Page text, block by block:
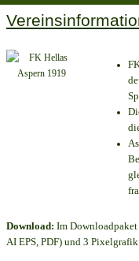
Download: Im Downloadpaket
AI EPS, PDF) und 3